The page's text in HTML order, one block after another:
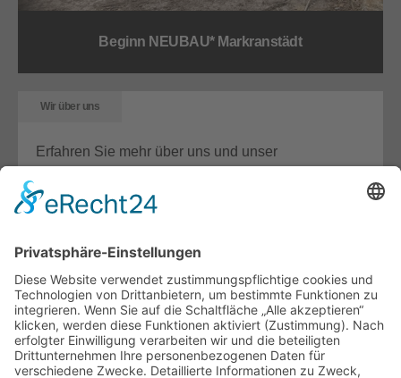
Beginn NEUBAU* Markranstädt
Wir über uns
Erfahren Sie mehr über uns und unser
Unterstützung